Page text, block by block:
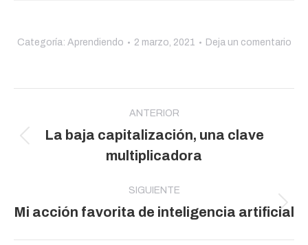
Categoría: Aprendiendo 2 marzo, 2021 Deja un comentario
publicaciones
ANTERIOR
Publicación
anterior:
La baja capitalización, una clave
multiplicadora
SIGUIENTE
Publicación
Mi acción favorita de inteligencia artificial